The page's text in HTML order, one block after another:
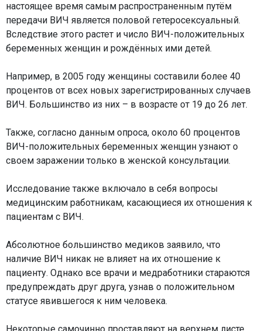
настоящее время самым распространенным путём
передачи ВИЧ является половой гетеросексуальный.
Вследствие этого растет и число ВИЧ-положительных
беременных женщин и рождённых ими детей.
Например, в 2005 году женщины составили более 40
процентов от всех новых зарегистрированных случаев
ВИЧ. Большинство из них – в возрасте от 19 до 26 лет.
Также, согласно данным опроса, около 60 процентов
ВИЧ-положительных беременных женщин узнают о
своем заражении только в женской консультации.
Исследование также включало в себя вопросы
медицинским работникам, касающиеся их отношения к
пациентам с ВИЧ.
Абсолютное большинство медиков заявило, что
наличие ВИЧ никак не влияет на их отношение к
пациенту. Однако все врачи и медработники стараются
предупреждать друг друга, узнав о положительном
статусе явившегося к ним человека.